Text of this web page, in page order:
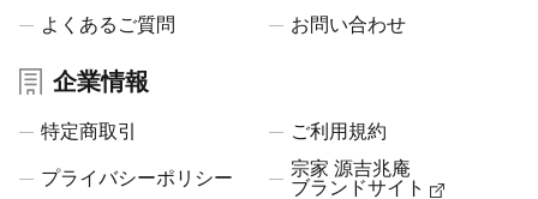
よくあるご質問
お問い合わせ
企業情報
特定商取引 ご利用規約
プライバシーポリシー
宗家 源吉兆庵
ブランドサイト